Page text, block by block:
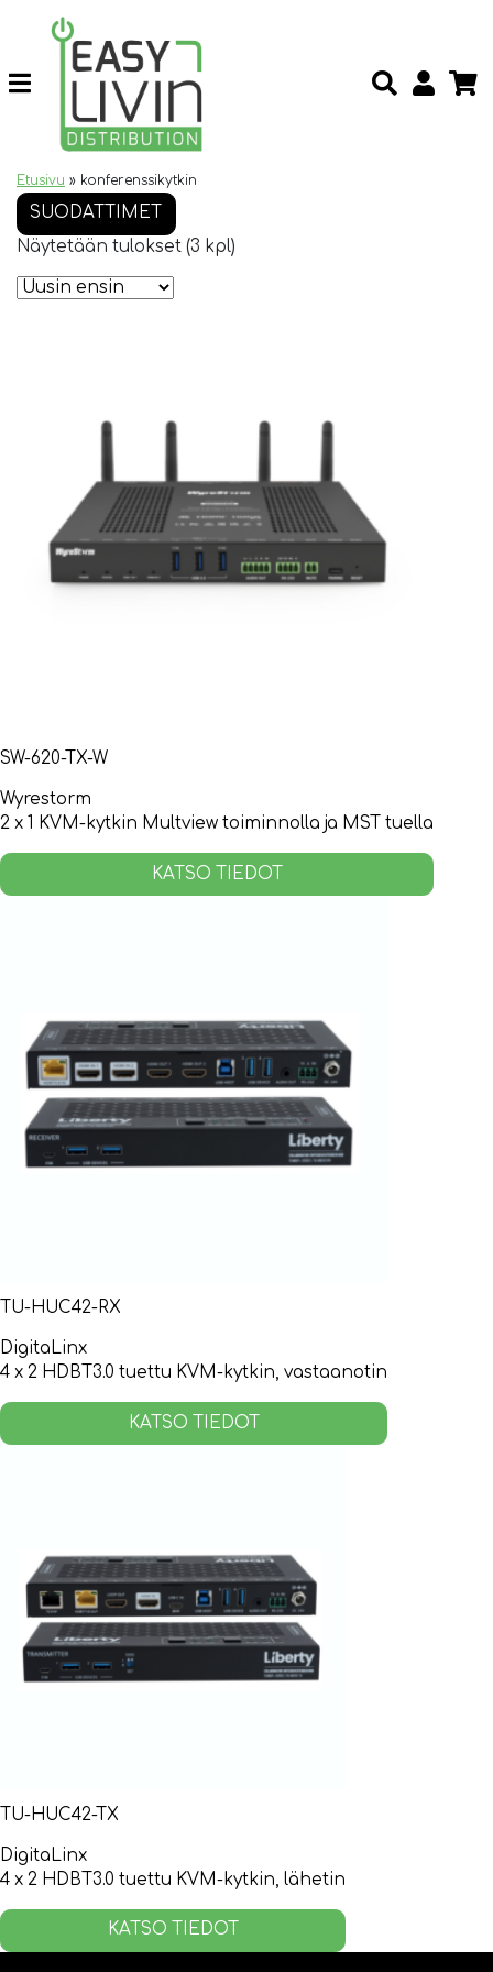
Etusivu » konferenssikytkin
SUODATTIMET
Näytetään tulokset (3 kpl)
SW-620-TX-W
Wyrestorm
2 x 1 KVM-kytkin Multview toiminnolla ja MST tuella
KATSO TIEDOT
TU-HUC42-RX
DigitaLinx
4 x 2 HDBT3.0 tuettu KVM-kytkin, vastaanotin
KATSO TIEDOT
TU-HUC42-TX
DigitaLinx
4 x 2 HDBT3.0 tuettu KVM-kytkin, lähetin
KATSO TIEDOT